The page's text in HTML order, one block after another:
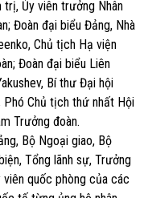
trị, Ủy viên trưởng Nhân
Đoàn đại biểu Đảng, Nhà
Chủ tịch Hạ viện
Đoàn đại biểu Liên
Bí thư Đại hội
Chủ tịch thứ nhất Hội
Trưởng đoàn.
Bộ Ngoại giao, Bộ
Tổng lãnh sự, Trưởng
quốc phòng của các